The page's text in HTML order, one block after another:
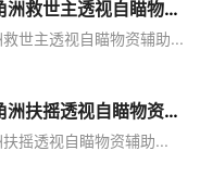
救世主透视自瞄物资
世主透视自瞄物资辅助...
扶摇透视自瞄物资辅
摇透视自瞄物资辅助...